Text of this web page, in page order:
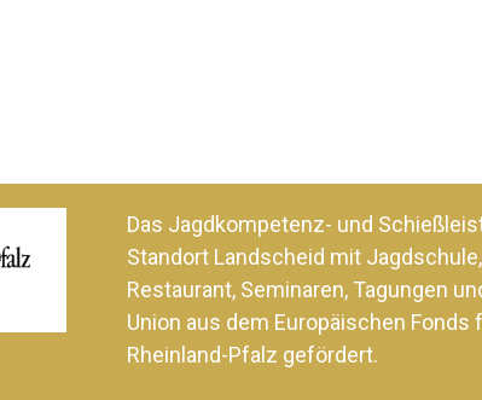
Das Jagdkompetenz- und
Standort Landscheid mit
Restaurant, Seminaren, Tagungen
Union aus dem Europäischen
Rheinland-Pfalz gefördert.